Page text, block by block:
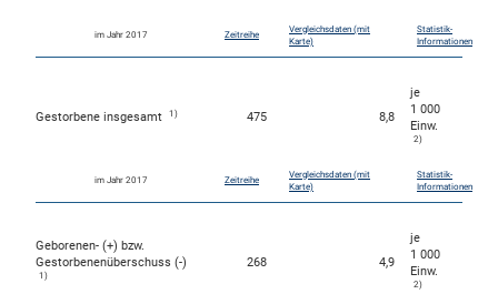
im Jahr 2017 Zeitreihe
Vergleichsdaten (mit
Karte)
Statistik-
Informationen
Gestorbene insgesamt 1) 475 8,8
je
1 000
Einw.
2)
im Jahr 2017 Zeitreihe
Vergleichsdaten (mit
Karte)
Statistik-
Informationen
Geborenen- (+) bzw.
Gestorbenenüberschuss (-)
1)
268 4,9
je
1 000
Einw.
2)